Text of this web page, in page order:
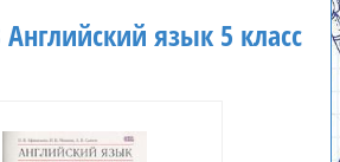
язык 5 класс